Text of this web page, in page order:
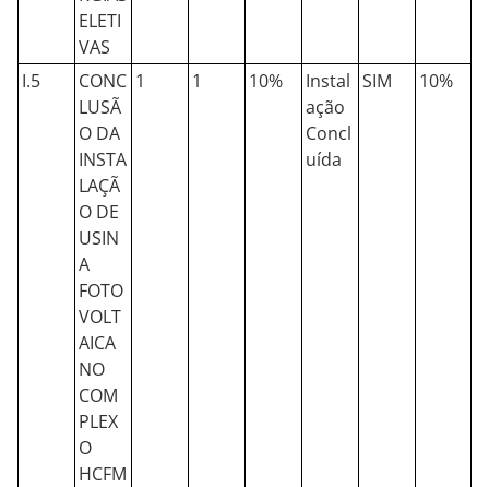
ELETI
VAS
I.5
CONC
LUSÃ
O DA
INSTA
LAÇÃ
O DE
USIN
A
FOTO
VOLT
AICA
NO
COM
PLEX
O
HCFM
1 1 10%
Instal
ação
Concl
uída
SIM 10%